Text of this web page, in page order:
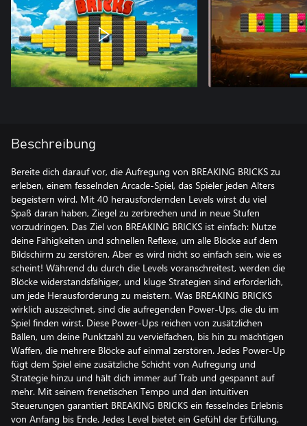
Beschreibung
Bereite dich darauf vor, die Aufregung von BREAKING BRICKS zu
erleben, einem fesselnden Arcade-Spiel, das Spieler jeden Alters
begeistern wird. Mit 40 herausfordernden Levels wirst du viel
Spaß daran haben, Ziegel zu zerbrechen und in neue Stufen
vorzudringen. Das Ziel von BREAKING BRICKS ist einfach: Nutze
deine Fähigkeiten und schnellen Reflexe, um alle Blöcke auf dem
Bildschirm zu zerstören. Aber es wird nicht so einfach sein, wie es
scheint! Während du durch die Levels voranschreitest, werden die
Blöcke widerstandsfähiger, und kluge Strategien sind erforderlich,
um jede Herausforderung zu meistern. Was BREAKING BRICKS
wirklich auszeichnet, sind die aufregenden Power-Ups, die du im
Spiel finden wirst. Diese Power-Ups reichen von zusätzlichen
Bällen, um deine Punktzahl zu vervielfachen, bis hin zu mächtigen
Waffen, die mehrere Blöcke auf einmal zerstören. Jedes Power-Up
fügt dem Spiel eine zusätzliche Schicht von Aufregung und
Strategie hinzu und hält dich immer auf Trab und gespannt auf
mehr. Mit seinem frenetischen Tempo und den intuitiven
Steuerungen garantiert BREAKING BRICKS ein fesselndes Erlebnis
von Anfang bis Ende. Jedes Level bietet ein Gefühl der Erfüllung,